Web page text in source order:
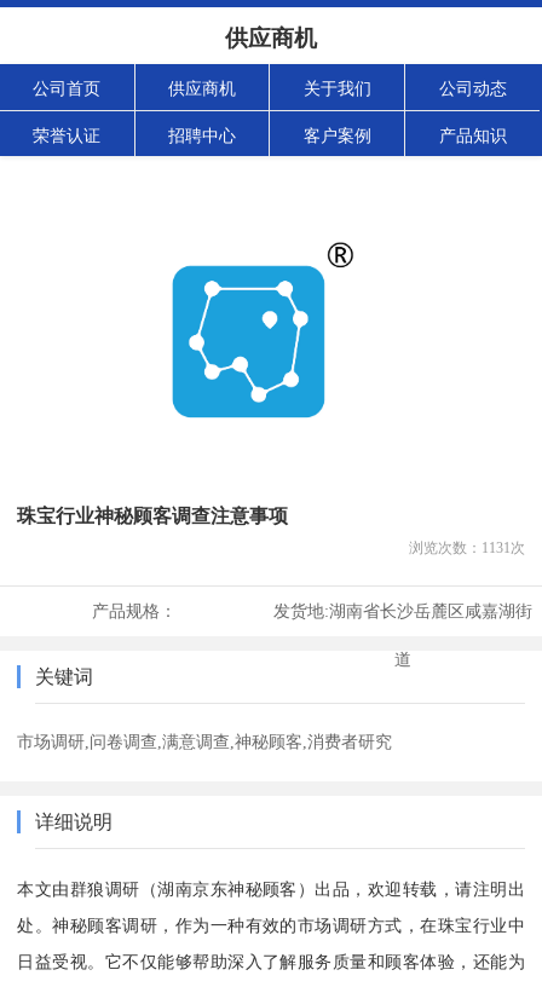
供应商机
公司首页 供应商机 关于我们 公司动态
荣誉认证 招聘中心 客户案例 产品知识
珠宝行业神秘顾客调查注意事项
浏览次数： 1131次
产品规格： 发货地:湖南省长沙岳麓区咸嘉湖街
道
关键词
市场调研,问卷调查,满意调查,神秘顾客,消费者研究
详细说明
本文由群狼调研（湖南京东神秘顾客）出品，欢迎转载，请注明出
处。神秘顾客调研，作为一种有效的市场调研方式，在珠宝行业中
日益受视。它不仅能够帮助深入了解服务质量和顾客体验，还能为